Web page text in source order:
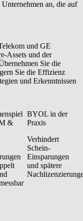
an, die auf
und GE
Assets und der
Sie die
Sie die Effizienz
und Erkenntnissen
&
BYOL in der
Praxis
Verhindert
Schein-
Einsparungen
und spätere